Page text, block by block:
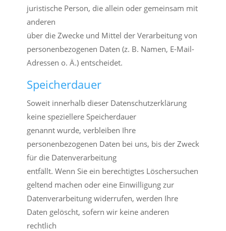
juristische Person, die allein oder gemeinsam mit
anderen
über die Zwecke und Mittel der Verarbeitung von
personenbezogenen Daten (z. B. Namen, E-Mail-
Adressen o. Ä.) entscheidet.
Speicherdauer
Soweit innerhalb dieser Datenschutzerklärung
keine speziellere Speicherdauer
genannt wurde, verbleiben Ihre
personenbezogenen Daten bei uns, bis der Zweck
für die Datenverarbeitung
entfällt. Wenn Sie ein berechtigtes Löschersuchen
geltend machen oder eine Einwilligung zur
Datenverarbeitung widerrufen, werden Ihre
Daten gelöscht, sofern wir keine anderen
rechtlich